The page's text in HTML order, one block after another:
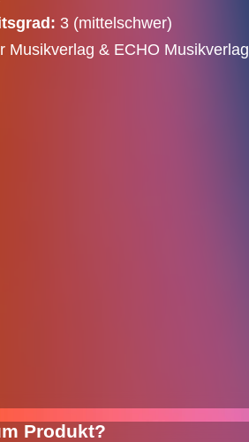
3 (mittelschwer)
Musikverlag & ECHO Musikverlag
Produkt?